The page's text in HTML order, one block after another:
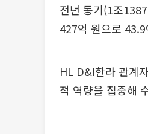
전년 동기(1조
427억 원으로
HL D&I한라 관계
적 역량을 집중해